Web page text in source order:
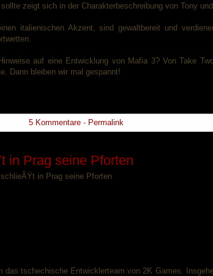
zeigt sich in der Charakterbeschreibung von Tony
italienischen Akzent, sind gewaltbereit und
auf eine Entwicklung von Mafia 3? Von Take
Dann bleiben wir mal gespannt!
5 Kommentare- Permalink
in Prag seine Pforten
das tschechische Entwicklerteam von 2K Games.